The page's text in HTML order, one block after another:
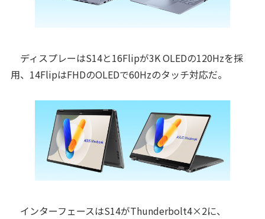
ディスプレーはS14と16Flipが3K OLEDの120Hzを採
用、14FlipはFHDのOLEDで60Hzのタッチ対応だ。
インターフェースはS14がThunderbolt4×2に、